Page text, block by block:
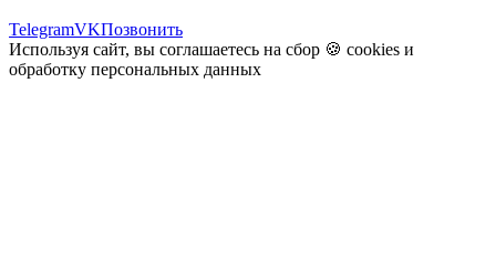
TelegramVKПозвонить
Используя сайт, вы соглашаетесь на сбор 🍪 cookies и
обработку персональных данных